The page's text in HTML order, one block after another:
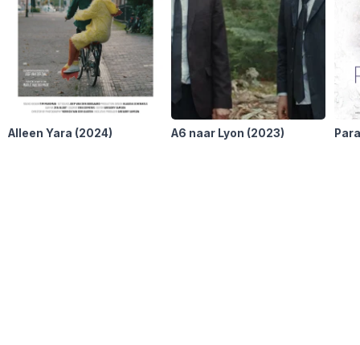
Alleen Yara (2024) A6 naar Lyon (2023)